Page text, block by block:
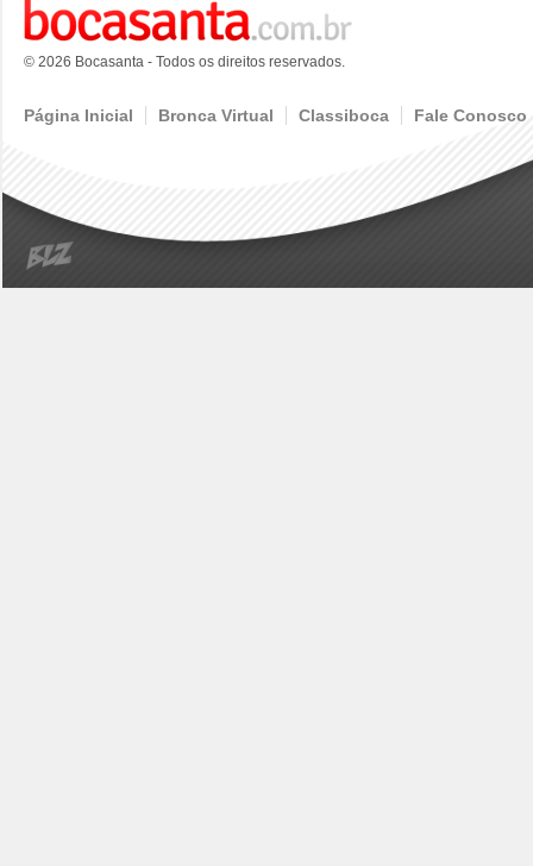
© 2026 Bocasanta - Todos os direitos reservados.
Página Inicial Bronca Virtual Classiboca Fale Conosco